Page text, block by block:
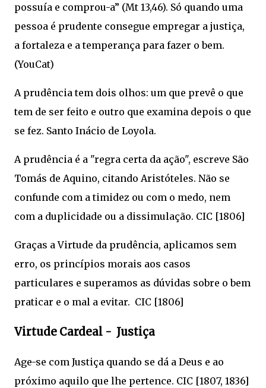
possuía e comprou-a” (Mt 13,46). Só quando uma
pessoa é prudente consegue empregar a justiça,
a fortaleza e a temperança para fazer o bem.
(YouCat)
A prudência tem dois olhos: um que prevê o que
tem de ser feito e outro que examina depois o que
se fez. Santo Inácio de Loyola.
A prudência é a "regra certa da ação", escreve São
Tomás de Aquino, citando Aristóteles. Não se
confunde com a timidez ou com o medo, nem
com a duplicidade ou a dissimulação. CIC [1806]
Graças a Virtude da prudência, aplicamos sem
erro, os princípios morais aos casos
particulares e superamos as dúvidas sobre o bem
praticar e o mal a evitar. CIC [1806]
Virtude Cardeal - Justiça
Age-se com Justiça quando se dá a Deus e ao
próximo aquilo que lhe pertence. CIC [1807, 1836]